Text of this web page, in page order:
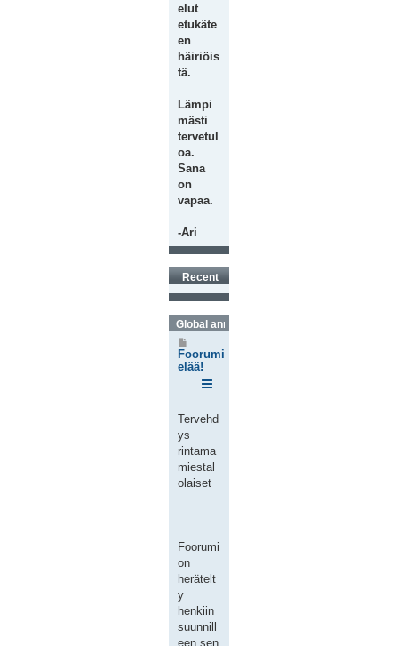
elut
etukäte
en
häiriöis
tä.
Lämpi
mästi
tervetul
oa.
Sana
on
vapaa.
-Ari
Recent
Global announcements
i
e
Foorumi
elää!
Tervehd
ys
rintama
miestal
olaiset
Foorumi
on
herätelt
y
henkiin
suunnill
een sen